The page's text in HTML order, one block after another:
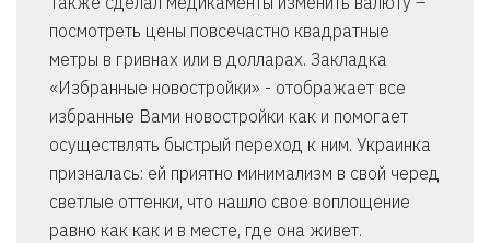
посмотреть цены повсечастно квадратные
метры в гривнах или в долларах. Закладка
«Избранные новостройки» - отображает все
избранные Вами новостройки как и помогает
осуществлять быстрый переход к ним. Украинка
призналась: ей приятно минимализм в свой черед
светлые оттенки, что нашло свое воплощение
равно как как и в месте, где она живет.